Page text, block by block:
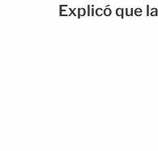
Explicó que